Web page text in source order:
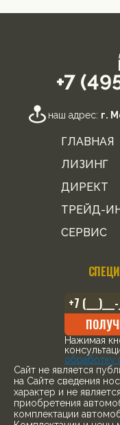
+7
наш адрес: г.
ГЛАВНАЯ
ЛИЗИНГ
ДИРЕКТ
ТРЕЙД-
СЕРВИС
Нажимая
обработку
Cайт не является
на Сайте сведения
характер и не
приобретения
комплектации